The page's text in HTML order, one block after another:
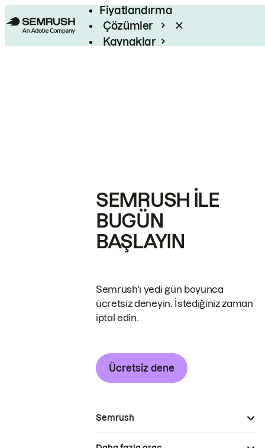
Fiyatlandırma
Çözümler
Kaynaklar
SEMRUSH ILE
BUGÜN
BAŞLAYIN
Semrush'ı yedi gün boyunca
ücretsiz deneyin. İstediğiniz zaman
iptal edin.
Ücretsiz dene
Semrush